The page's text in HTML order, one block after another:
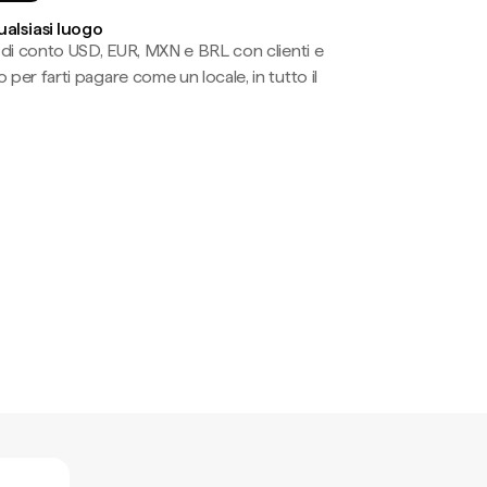
luogo
conto USD, EUR, MXN e BRL con clienti e
farti pagare come un locale, in tutto il